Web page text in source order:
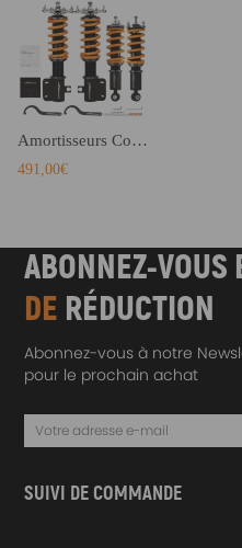
Amortisseurs Combinés Filetés compatible pour Subaru Legacy BE berline 2000-2004 D'abaissement
491,00€
ABONNEZ-VOUS
DE RÉDUCTION
Abonnez-vous à notre
pour le prochain achat
SUIVI DE COMMANDE